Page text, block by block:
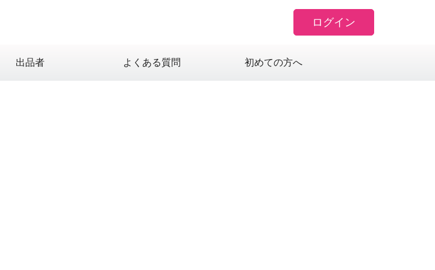
ログイン
出品者 よくある質問 初めての方へ